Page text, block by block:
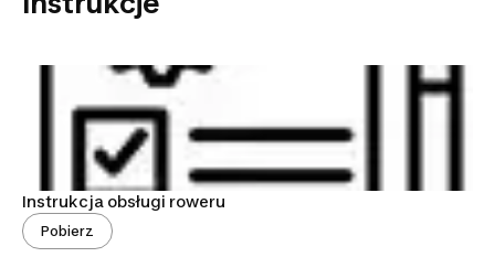
Instrukcja obsługi roweru
Pobierz